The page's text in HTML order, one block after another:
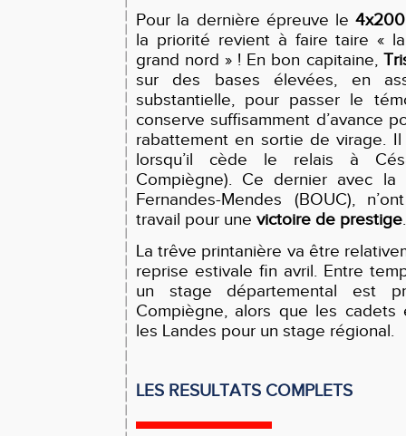
Pour la dernière épreuve le
la priorité revient à faire taire «
grand nord » ! En bon capitaine,
sur des bases élevées, en
substantielle, pour passer le
conserve suffisamment d’avance
rabattement en sortie de virage.
lorsqu’il cède le relais à
Compiègne). Ce dernier avec la
Fernandes-Mendes (BOUC),
travail pour une victoire de prestige.
La trêve printanière va être
reprise estivale fin avril. Entre
un stage départemental est
Compiègne, alors que les
les Landes pour un stage régional.
LES RESULTATS COMPLETS